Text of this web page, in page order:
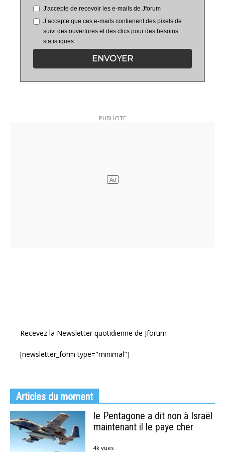
J'accepte de recevoir les e-mails de Jforum
J’accepte que ces e-mails contienent des pixels de
suivi des ouvertures et des clics pour des besoins
statistiques
ENVOYER
Recevez la Newsletter quotidienne de Jforum
[newsletter_form type="minimal"]
Articles du moment
le Pentagone a dit non à Israël
maintenant il le paye cher
4k vues